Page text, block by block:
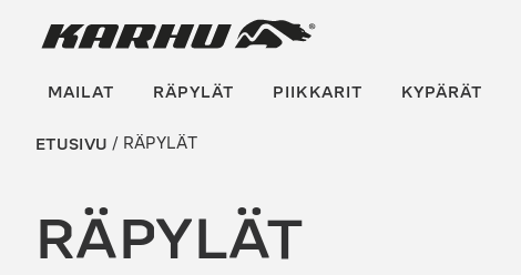
sisältöönKarhu Pesis
MAILAT RÄPYLÄT PIIKKARIT KYPÄRÄT
ETUSIVU / RÄPYLÄT
RÄPYLÄT